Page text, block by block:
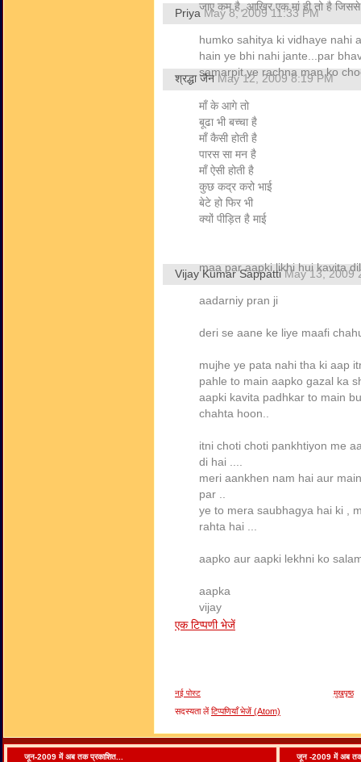
जाए कम है, आखिर एक मां ही तो है
Priya May 8, 2009 11:33 PM
humko sahitya ki vidhaye nahi
hain ye bhi nahi jante...par
samarpit ye rachna man ko
श्रद्धा जैन May 12, 2009 8:19 PM
माँ के आगे तो
बूढा भी बच्चा है
माँ कैसी होती है
पारस सा मन है
माँ ऐसी होती है
कुछ कद्र करो भाई
बेटे हो फिर भी
क्यों पीड़ित है माई
maa par aapki likhi hui kavita
Vijay Kumar Sappatti May 13, 2009
aadarniy pran ji
deri se aane ke liye maafi
mujhe ye pata nahi tha ki aap
pahle to main aapko gazal ka
aapki kavita padhkar to main
chahta hoon..
itni choti choti pankhtiyon me
di hai ....
meri aankhen nam hai aur
par ..
ye to mera saubhagya hai ki ,
rahta hai ...
aapko aur aapki lekhni ko
aapka
vijay
एक टिप्पणी भेजें
नई पोस्ट मुखपृष्ठ
सदस्यता लेंटिप्पणियाँ भेजें (Atom)
जून-2009 में अब तक प्रकाशित... जून -2009 में अब तक